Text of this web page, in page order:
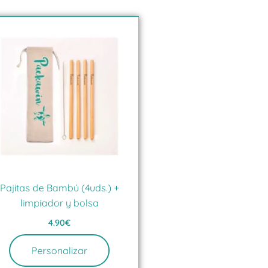
Pajitas de Bambú (4uds.) +
limpiador y bolsa
4.90€
Personalizar